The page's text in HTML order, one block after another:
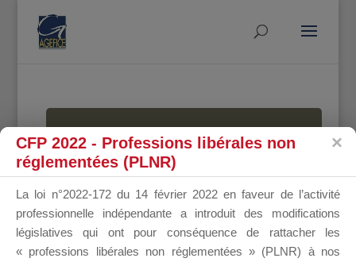
MALLETTE
DU
CFP 2022 - Professions libérales non
réglementées (PLNR)
La loi n°2022-172 du 14 février 2022 en faveur de l’activité
professionnelle indépendante a introduit des modifications
législatives qui ont pour conséquence de rattacher les
« professions libérales non réglementées » (PLNR) à nos